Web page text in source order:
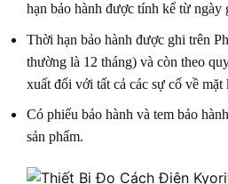
hạn bảo hành được tính kể từ ngày
Thời hạn bảo hành được ghi trên
thường là 12 tháng) và còn theo
xuất đối với tất cả các sự cố về mặt
Có phiếu bảo hành và tem bảo
sản phẩm.